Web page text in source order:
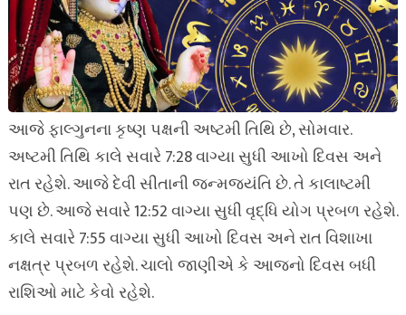
આજે ફાલ્ગુનના કૃષ્ણ પક્ષની અષ્ટમી તિથિ છે, સોમવાર.
અષ્ટમી તિથિ કાલે સવારે 7:28 વાગ્યા સુધી આખો દિવસ અને
રાત રહેશે. આજે દેવી સીતાની જન્મજયંતિ છે. તે કાલાષ્ટમી
પણ છે. આજે સવારે 12:52 વાગ્યા સુધી વૃદ્ધિ યોગ પ્રબળ રહેશે.
કાલે સવારે 7:55 વાગ્યા સુધી આખો દિવસ અને રાત વિશાખા
નક્ષત્ર પ્રબળ રહેશે. ચાલો જાણીએ કે આજનો દિવસ બધી
રાશિઓ માટે કેવો રહેશે.